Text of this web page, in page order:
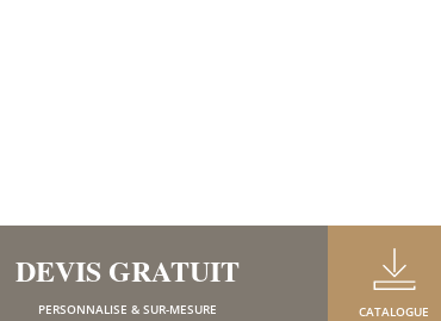
DEVIS GRATUIT
PERSONNALISE & SUR-MESURE CATALOGUE